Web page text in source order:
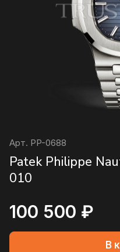
Арт. PP-0688
Patek Philippe
010
100 500 ₽
В